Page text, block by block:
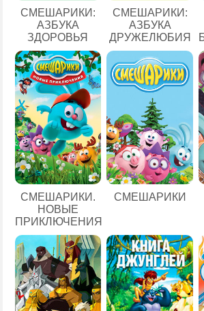
СМЕШАРИКИ:
АЗБУКА
ЗДОРОВЬЯ
СМЕШАРИКИ:
АЗБУКА
ДРУЖЕЛЮБИЯ
СМЕШАРИКИ.
НОВЫЕ
ПРИКЛЮЧЕНИЯ
СМЕШАРИКИ